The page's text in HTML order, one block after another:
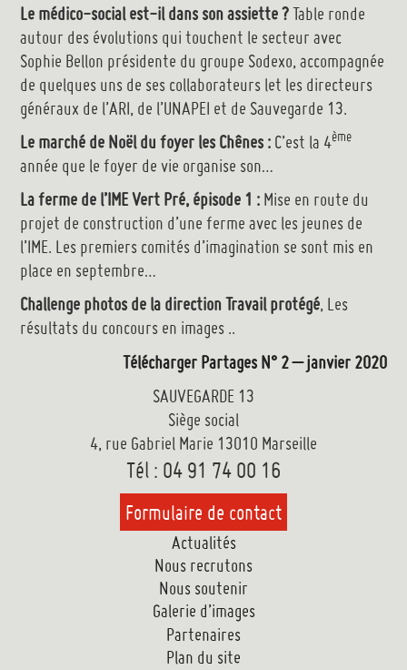
Le médico-social est-il dans son assiette ?Table ronde
autour des évolutions qui touchent le secteur avec
Sophie Bellon présidente du groupe Sodexo, accompagnée
de quelques uns de ses collaborateurs let les directeurs
généraux de l’ARI, de l’UNAPEI et de Sauvegarde 13.
Le marché de Noël du foyer les Chênes : C’est la 4ème
année que le foyer de vie organise son…
La ferme de l’IME Vert Pré, épisode 1 : Mise en route du
projet de construction d’une ferme avec les jeunes de
l’IME. Les premiers comités d’imagination se sont mis en
place en septembre…
Challenge photos de la direction Travail protégé, Les
résultats du concours en images ..
Télécharger Partages N° 2 – janvier 2020
SAUVEGARDE 13
Siège social
4, rue Gabriel Marie 13010 Marseille
Tél : 04 91 74 00 16
Formulaire de contact
Actualités
Nous recrutons
Nous soutenir
Galerie d’images
Partenaires
Plan du site